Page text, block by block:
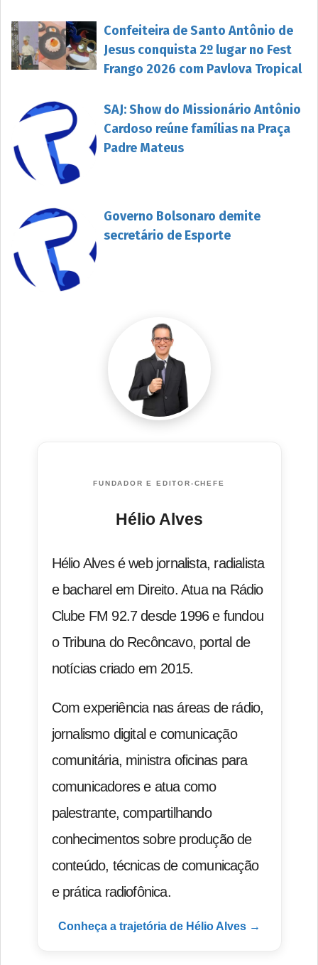
Confeiteira de Santo Antônio de
Jesus conquista 2º lugar no Fest
Frango 2026 com Pavlova Tropical
SAJ: Show do Missionário Antônio
Cardoso reúne famílias na Praça
Padre Mateus
Governo Bolsonaro demite
secretário de Esporte
FUNDADOR E EDITOR-CHEFE
Hélio Alves
Hélio Alves é web jornalista, radialista
e bacharel em Direito. Atua na Rádio
Clube FM 92.7 desde 1996 e fundou
o Tribuna do Recôncavo, portal de
notícias criado em 2015.
Com experiência nas áreas de rádio,
jornalismo digital e comunicação
comunitária, ministra oficinas para
comunicadores e atua como
palestrante, compartilhando
conhecimentos sobre produção de
conteúdo, técnicas de comunicação
e prática radiofônica.
Conheça a trajetória de Hélio Alves →